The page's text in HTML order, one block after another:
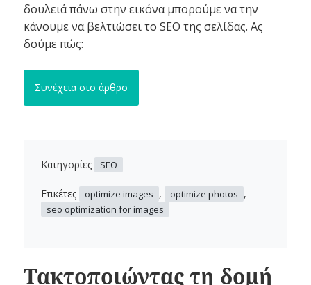
δουλειά πάνω στην εικόνα μπορούμε να την
κάνουμε να βελτιώσει το SEO της σελίδας. Ας
δούμε πώς:
Συνέχεια στο άρθρο
Κατηγορίες SEO
Ετικέτες optimize images , optimize photos ,
seo optimization for images
Τακτοποιώντας τη δομή